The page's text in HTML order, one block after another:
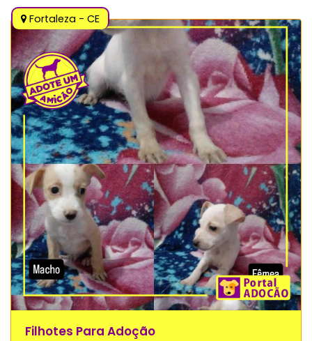
Fortaleza - CE
Filhotes Para Adoção